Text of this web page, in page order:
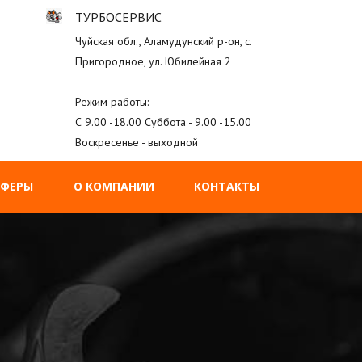
ТУРБОСЕРВИС
Чуйская обл., Аламудунский р-он, с.
Пригородное, ул. Юбилейная 2
Режим работы:
С 9.00 -18.00 Суббота - 9.00 -15.00
Воскресенье - выходной
О КОМПАНИИ КОНТАКТЫ